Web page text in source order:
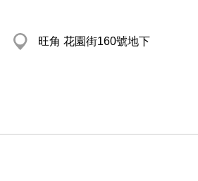
旺角 花園街160號地下